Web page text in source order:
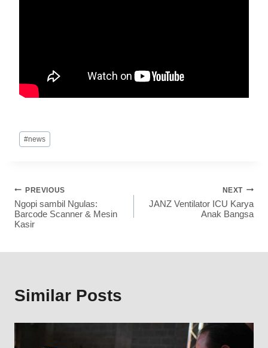
#news
PREVIOUS
Ngopi sambil Ngulas:
Barcode Scanner & Mesin
Kasir
NEXT
JANZ Ventilator ICU Karya
Anak Bangsa
Similar Posts